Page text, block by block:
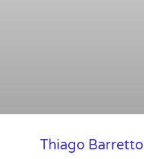
Thiago Barretto